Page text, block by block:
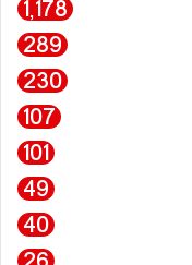
289
230
107
101
49
40